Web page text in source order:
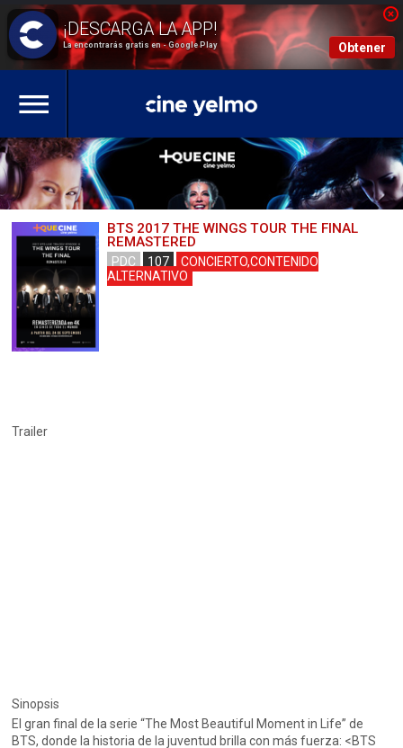
La encontrarás gratis en - Google Play Obtener
BTS 2017 THE WINGS TOUR THE FINAL
REMASTERED
PDC 107
CONCIERTO,CONTENIDO
ALTERNATIVO
Trailer
Sinopsis
El gran final de la serie “The Most Beautiful Moment in Life” de
BTS, donde la historia de la juventud brilla con más fuerza: <BTS